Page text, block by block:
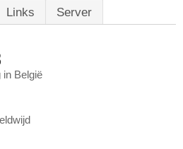
Links Server
in België